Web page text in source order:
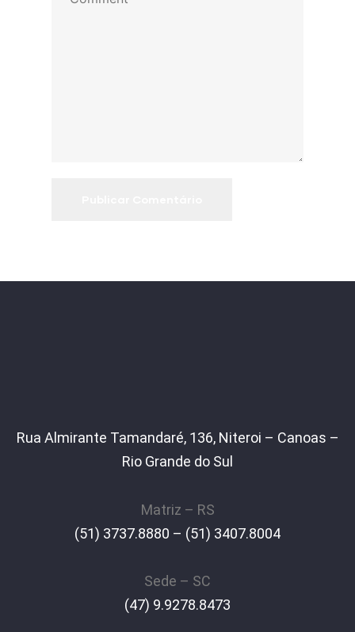
Rua Almirante Tamandaré, 136, Niteroi – Canoas –
Rio Grande do Sul
Matriz – RS
(51) 3737.8880 – (51) 3407.8004
Sede – SC
(47) 9.9278.8473